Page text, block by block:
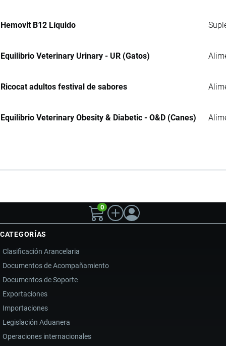
Hemovit B12 Líquido
Equilibrio Veterinary Urinary - UR (Gatos)
Ricocat adultos festival de sabores
Equilibrio Veterinary Obesity & Diabetic - O&D (Canes)
0
CATEGORÍAS
Clasificación Arancelaria
Documentos de Acompañamiento
Documentos de Soporte
Exportaciones
Importaciones
Legislación Aduanera
Operaciones internacionales